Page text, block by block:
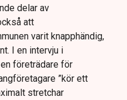
delar av
att
varit knapphändig,
I en intervju i
företrädare för
”kör ett
stretchar